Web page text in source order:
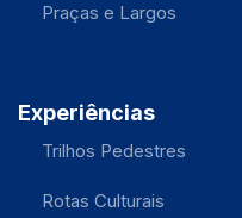
Praças e Largos
Experiências
Trilhos Pedestres
Rotas Culturais